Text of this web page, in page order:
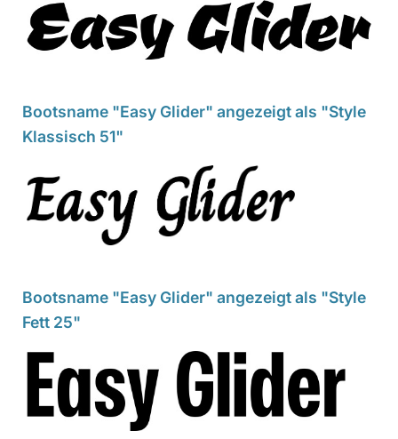
Bootsname "Easy Glider" angezeigt als "Style
Klassisch 51"
Bootsname "Easy Glider" angezeigt als "Style
Fett 25"